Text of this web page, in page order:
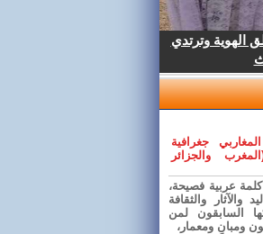
الهوية وترتدي
جغرافية
والجزائر
عربية فصيحة،
والآثار والثقافة
السابقون لمن
ومبانٍ ومعمار،